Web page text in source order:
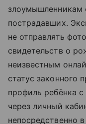
злоумышленникам
пострадавших.
не отправлять
свидетельств о
неизвестным
статус законного
профиль ребёнка
через личный
непосредственно